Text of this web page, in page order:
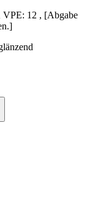
VPE: 12 , [Abgabe